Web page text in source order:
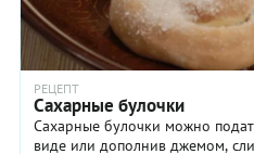
РЕЦЕПТ
Сахарные булочки
Сахарные булочки можно
виде или дополнив джемом,